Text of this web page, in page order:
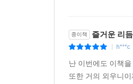
종이책 즐거운 리듬
h***c
난 이번에도 이책
또한 거의 외우니